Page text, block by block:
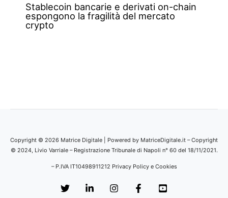
Stablecoin bancarie e derivati on-chain
espongono la fragilità del mercato
crypto
Copyright © 2026 Matrice Digitale | Powered by MatriceDigitale.it – Copyright
© 2024, Livio Varriale – Registrazione Tribunale di Napoli n° 60 del 18/11/2021.
– P.IVA IT10498911212 Privacy Policy e Cookies